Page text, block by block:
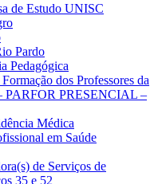
de Estudo UNISC
Pardo
Pedagógica
dos Professores da
PARFOR PRESENCIAL –
Médica
em Saúde
de Serviços de
35 e 52